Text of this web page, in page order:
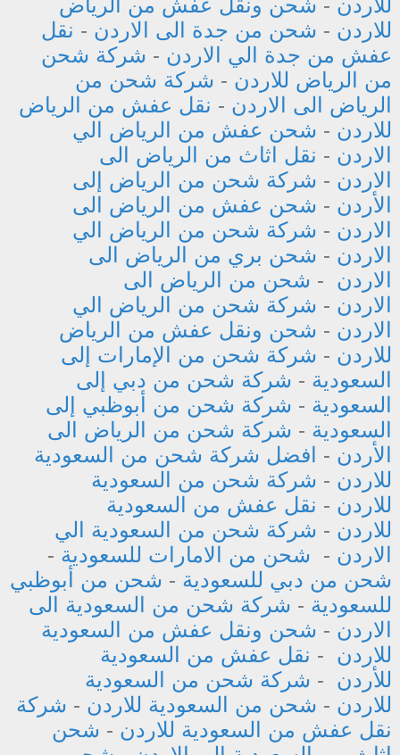
للاردن - شحن ونقل عفش من الرياض
للاردن - شحن من جدة الى الاردن - نقل
عفش من جدة الي الاردن - شركة شحن
من الرياض للاردن - شركة شحن من
الرياض الى الاردن - نقل عفش من الرياض
للاردن - شحن عفش من الرياض الي
الاردن - نقل اثاث من الرياض الى
الاردن - شركة شحن من الرياض إلى
الأردن - شحن عفش من الرياض الى
الاردن - شركة شحن من الرياض الي
الاردن - شحن بري من الرياض الى
الاردن - شحن من الرياض الى
الاردن - شركة شحن من الرياض الي
الاردن - شحن ونقل عفش من الرياض
للاردن - شركة شحن من الإمارات إلى
السعودية - شركة شحن من دبي إلى
السعودية - شركة شحن من أبوظبي إلى
السعودية - شركة شحن من الرياض الى
الأردن - افضل شركة شحن من السعودية
للاردن - شركة شحن من السعودية
للاردن - نقل عفش من السعودية
للاردن - شركة شحن من السعودية الي
الاردن - شحن من الامارات للسعودية -
شحن من دبي للسعودية - شحن من أبوظبي
للسعودية - شركة شحن من السعودية الى
الاردن - شحن ونقل عفش من السعودية
للاردن - نقل عفش من السعودية
للأردن - شركة شحن من السعودية
للاردن - شحن من السعودية للاردن - شركة
نقل عفش من السعودية للاردن - شحن